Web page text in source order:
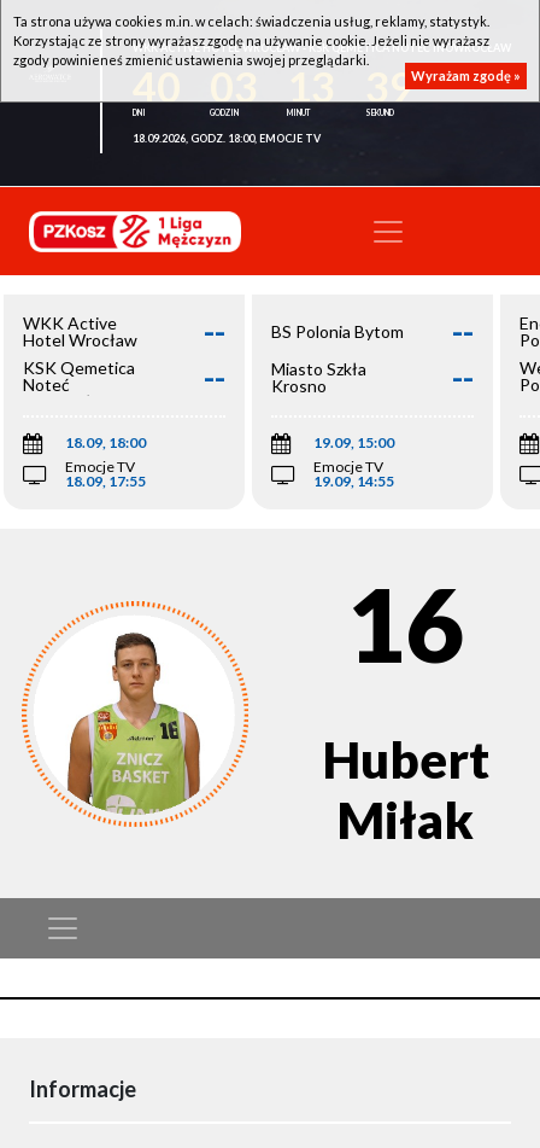
WKK ACTIVE HOTEL WROCŁAW - KSK QEMETICA NOTEĆ INOWROCŁAW
39
18.09.2026, GODZ. 18:00, EMOCJE TV
WKK Active
Hotel Wrocław
--
KSK Qemetica
Noteć
Inowrocław
--
18.09, 18:00
Emocje TV
18.09, 17:55
BS Polonia Bytom --
Miasto Szkła
Krosno
--
19.09, 15:00
Emocje TV
19.09, 14:55
16
Hubert
Miłak
Informacje
Ta strona używa cookies m.in. w celach: świadczenia usług, reklamy, statystyk.
Korzystając ze strony wyrażasz zgodę na używanie cookie. Jeżeli nie wyrażasz
zgody powinieneś zmienić ustawienia swojej przeglądarki.
Wyrażam zgodę »